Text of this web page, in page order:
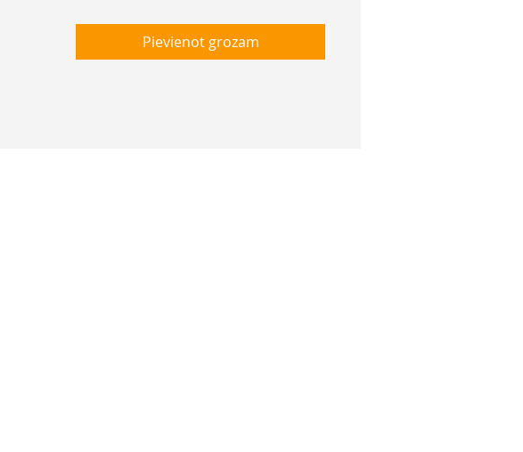
Pievienot grozam